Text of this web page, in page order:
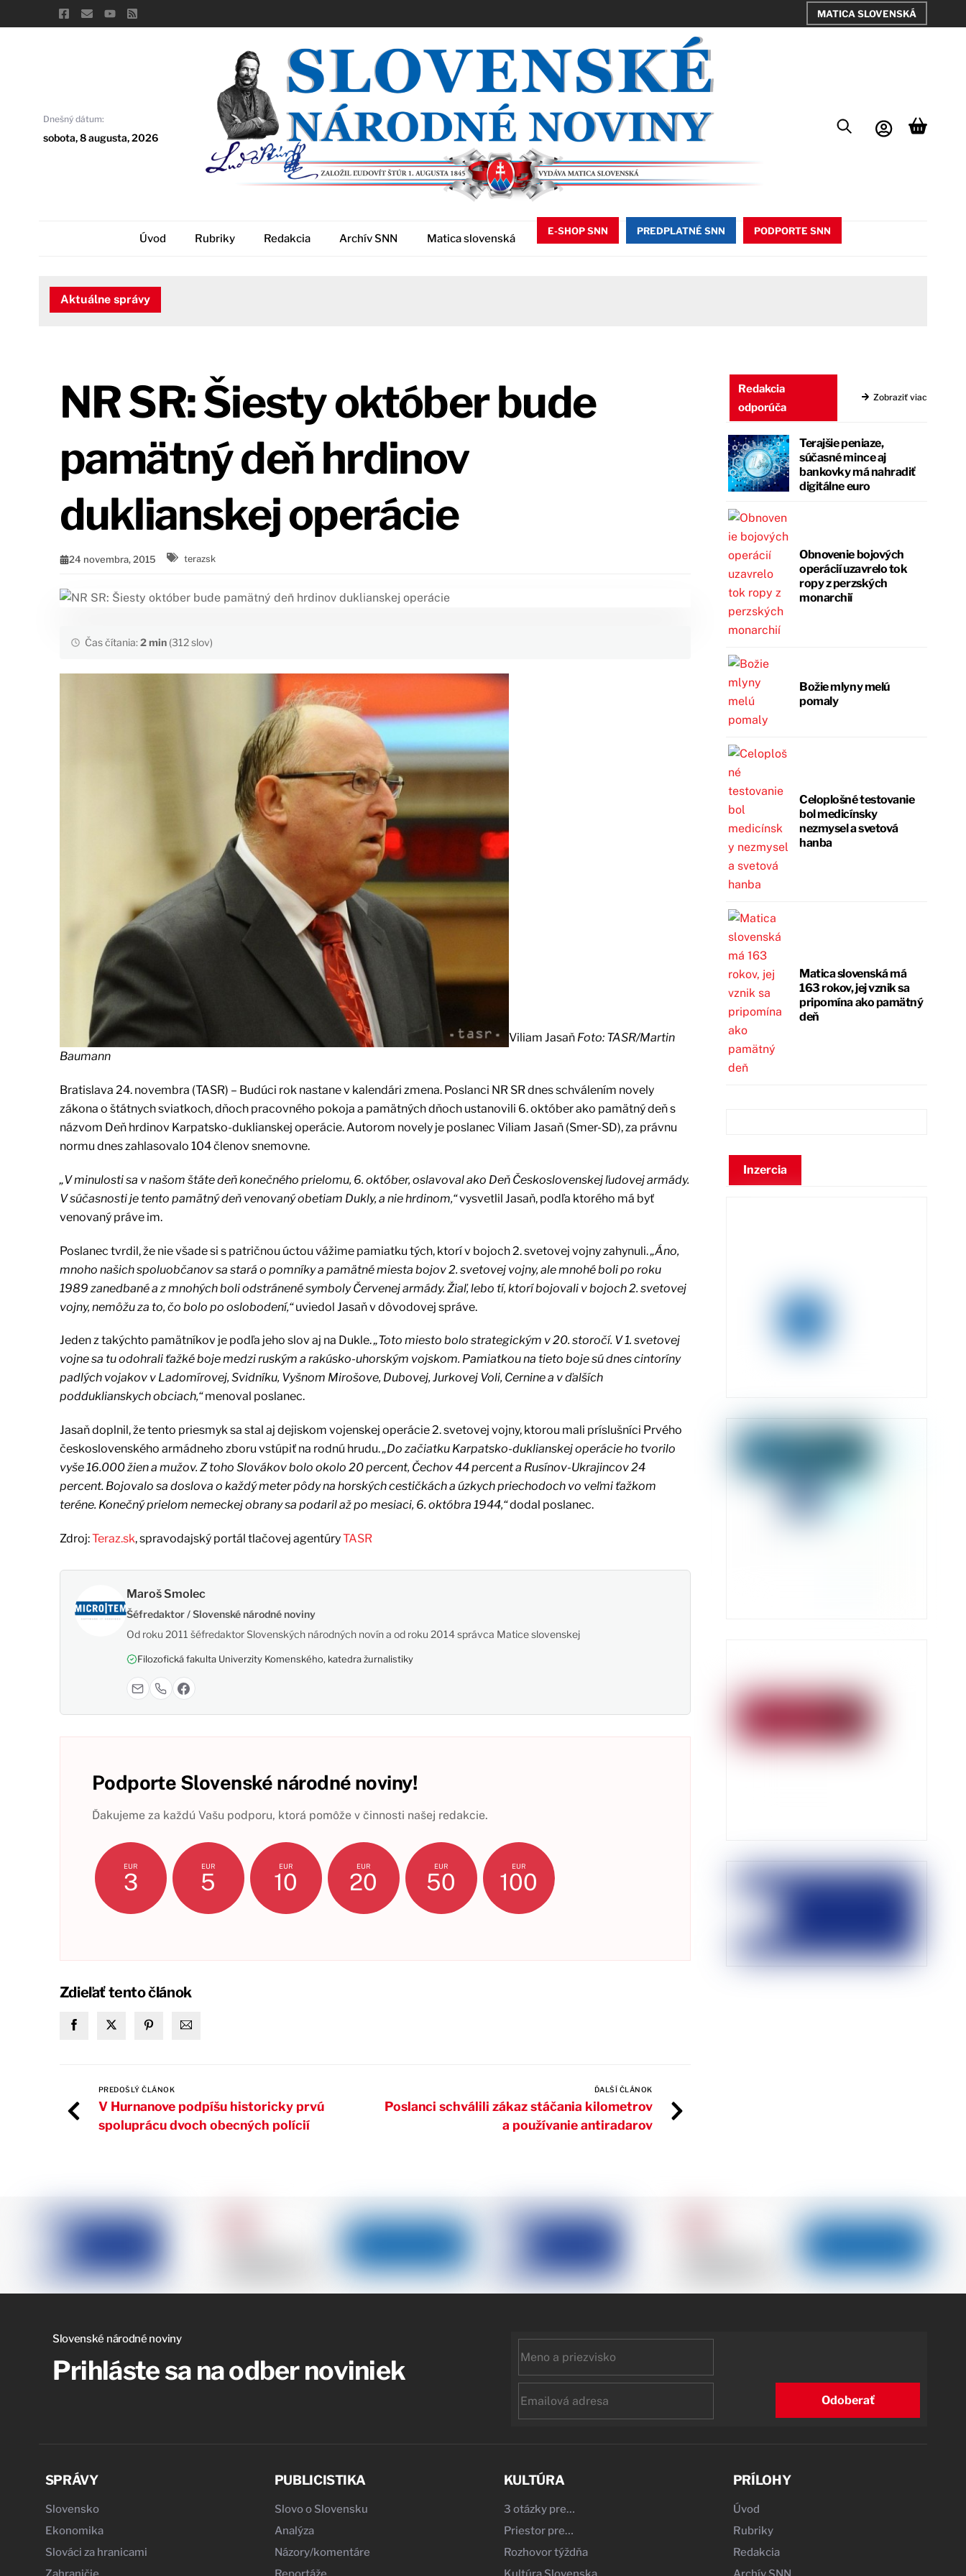
to
MATICA SLOVENSKÁ
Dnešný dátum:
sobota, 8 augusta, 2026
Úvod Rubriky Redakcia Archív SNN Matica slovenská
E-SHOP SNN PREDPLATNÉ SNN PODPORTE SNN
Aktuálne správy
NR SR: Šiesty október bude
pamätný deň hrdinov
duklianskej operácie
24 novembra, 2015 terazsk
Čas čítania:2 min(312 slov)
Viliam Jasaň Foto: TASR/Martin
Baumann
Bratislava 24. novembra (TASR) – Budúci rok nastane v kalendári zmena. Poslanci NR SR dnes schválením novely
zákona o štátnych sviatkoch, dňoch pracovného pokoja a pamätných dňoch ustanovili 6. október ako pamätný deň s
názvom Deň hrdinov Karpatsko-duklianskej operácie. Autorom novely je poslanec Viliam Jasaň (Smer-SD), za právnu
normu dnes zahlasovalo 104 členov snemovne.
„V minulosti sa v našom štáte deň konečného prielomu, 6. október, oslavoval ako Deň Československej ľudovej armády.
V súčasnosti je tento pamätný deň venovaný obetiam Dukly, a nie hrdinom,“vysvetlil Jasaň, podľa ktorého má byť
venovaný práve im.
Poslanec tvrdil, že nie všade si s patričnou úctou vážime pamiatku tých, ktorí v bojoch 2. svetovej vojny zahynuli.„Áno,
mnoho našich spoluobčanov sa stará o pomníky a pamätné miesta bojov 2. svetovej vojny, ale mnohé boli po roku
1989 zanedbané a z mnohých boli odstránené symboly Červenej armády. Žiaľ, lebo tí, ktorí bojovali v bojoch 2. svetovej
vojny, nemôžu za to, čo bolo po oslobodení,“uviedol Jasaň v dôvodovej správe.
Jeden z takýchto pamätníkov je podľa jeho slov aj na Dukle.„Toto miesto bolo strategickým v 20. storočí. V 1. svetovej
vojne sa tu odohrali ťažké boje medzi ruským a rakúsko-uhorským vojskom. Pamiatkou na tieto boje sú dnes cintoríny
padlých vojakov v Ladomírovej, Svidníku, Vyšnom Mirošove, Dubovej, Jurkovej Voli, Cernine a v ďalších
podduklianskych obciach,“menoval poslanec.
Jasaň doplnil, že tento priesmyk sa stal aj dejiskom vojenskej operácie 2. svetovej vojny, ktorou mali príslušníci Prvého
československého armádneho zboru vstúpiť na rodnú hrudu.„Do začiatku Karpatsko-duklianskej operácie ho tvorilo
vyše 16.000 žien a mužov. Z toho Slovákov bolo okolo 20 percent, Čechov 44 percent a Rusínov-Ukrajincov 24
percent. Bojovalo sa doslova o každý meter pôdy na horských cestičkách a úzkych priechodoch vo veľmi ťažkom
teréne. Konečný prielom nemeckej obrany sa podaril až po mesiaci, 6. októbra 1944,“dodal poslanec.
Zdroj:Teraz.sk, spravodajský portál tlačovej agentúryTASR
Maroš Smolec
Šéfredaktor / Slovenské národné noviny
Od roku 2011 šéfredaktor Slovenských národných novín a od roku 2014 správca Matice slovenskej
Filozofická fakulta Univerzity Komenského, katedra žurnalistiky
Podporte Slovenské národné noviny!
Ďakujeme za každú Vašu podporu, ktorá pomôže v činnosti našej redakcie.
EUR
3
EUR
5
EUR
10
EUR
20
EUR
50
EUR
100
Zdieľať tento článok
PREDOŠLÝ ČLÁNOK
V Hurnanove podpíšu historicky prvú
spoluprácu dvoch obecných polícií
ĎALŠÍ ČLÁNOK
Poslanci schválili zákaz stáčania kilometrov
a používanie antiradarov
Redakcia
odporúča
Zobraziť viac
Terajšie peniaze,
súčasné mince aj
bankovky má nahradiť
digitálne euro
Obnovenie bojových
operácií uzavrelo tok
ropy z perzských
monarchií
Božie mlyny melú
pomaly
Celoplošné testovanie
bol medicínsky
nezmysel a svetová
hanba
Matica slovenská má
163 rokov, jej vznik sa
pripomína ako pamätný
deň
Inzercia
Slovenské národné noviny
Prihláste sa na odber noviniek
Odoberať
SPRÁVY
Slovensko
Ekonomika
Slováci za hranicami
PUBLICISTIKA
Slovo o Slovensku
Analýza
Názory/komentáre
KULTÚRA
3 otázky pre…
Priestor pre…
Rozhovor týždňa
PRÍLOHY
Úvod
Rubriky
Redakcia